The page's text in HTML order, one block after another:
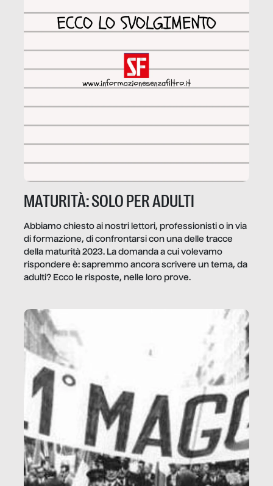
MATURITÀ: SOLO PER ADULTI
Abbiamo chiesto ai nostri lettori, professionisti o in via
di formazione, di confrontarsi con una delle tracce
della maturità 2023. La domanda a cui volevamo
rispondere è: sapremmo ancora scrivere un tema, da
adulti? Ecco le risposte, nelle loro prove.